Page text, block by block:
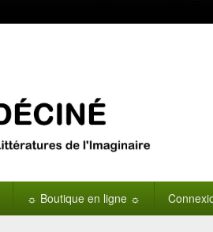
☼ Boutique en ligne ☼